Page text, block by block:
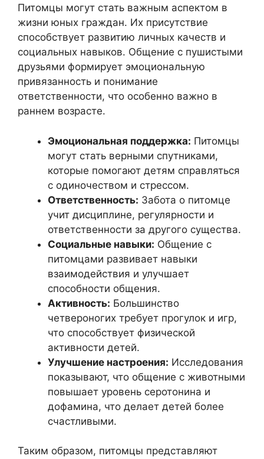
Питомцы могут стать важным аспектом в
жизни юных граждан. Их присутствие
способствует развитию личных качеств и
социальных навыков. Общение с пушистыми
друзьями формирует эмоциональную
привязанность и понимание
ответственности, что особенно важно в
раннем возрасте.
Эмоциональная поддержка: Питомцы
могут стать верными спутниками,
которые помогают детям справляться
с одиночеством и стрессом.
Ответственность: Забота о питомце
учит дисциплине, регулярности и
ответственности за другого существа.
Социальные навыки: Общение с
питомцами развивает навыки
взаимодействия и улучшает
способности общения.
Активность: Большинство
четвероногих требует прогулок и игр,
что способствует физической
активности детей.
Улучшение настроения: Исследования
показывают, что общение с животными
повышает уровень серотонина и
дофамина, что делает детей более
счастливыми.
Таким образом, питомцы представляют